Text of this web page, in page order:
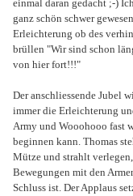
einmal daran gedacht ;-)
ganz schön schwer
Erleichterung ob des
brüllen "Wir sind schon
von hier fort!!!"
Der anschliessende Jubel
immer die Erleichterung
Army und Wooohooo fast
beginnen kann. Thomas
Mütze und strahlt
Bewegungen mit den
Schluss ist. Der Applaus